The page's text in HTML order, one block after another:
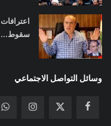
سقوط...
وسائل التواصل الاجتماعي